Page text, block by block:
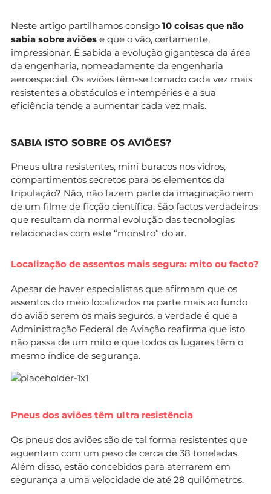
Neste artigo partilhamos consigo 10 coisas que não
sabia sobre aviões e que o vão, certamente,
impressionar. É sabida a evolução gigantesca da área
da engenharia, nomeadamente da engenharia
aeroespacial. Os aviões têm-se tornado cada vez mais
resistentes a obstáculos e intempéries e a sua
eficiência tende a aumentar cada vez mais.
SABIA ISTO SOBRE OS AVIÕES?
Pneus ultra resistentes, mini buracos nos vidros,
compartimentos secretos para os elementos da
tripulação? Não, não fazem parte da imaginação nem
de um filme de ficção científica. São factos verdadeiros
que resultam da normal evolução das tecnologias
relacionadas com este “monstro” do ar.
Localização de assentos mais segura: mito ou facto?
Apesar de haver especialistas que afirmam que os
assentos do meio localizados na parte mais ao fundo
do avião serem os mais seguros, a verdade é que a
Administração Federal de Aviação reafirma que isto
não passa de um mito e que todos os lugares têm o
mesmo índice de segurança.
Pneus dos aviões têm ultra resistência
Os pneus dos aviões são de tal forma resistentes que
aguentam com um peso de cerca de 38 toneladas.
Além disso, estão concebidos para aterrarem em
segurança a uma velocidade de até 28 quilómetros.